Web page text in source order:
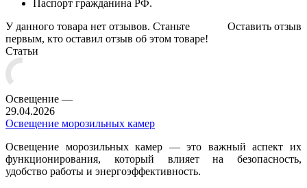
Паспорт гражданина РФ.
Оставить отзыв
У данного товара нет отзывов. Станьте
первым, кто оставил отзыв об этом товаре!
Статьи
Освещение —
29.04.2026
Освещение морозильных камер
Освещение морозильных камер — это важный аспект их
функционирования, который влияет на безопасность,
удобство работы и энергоэффективность.